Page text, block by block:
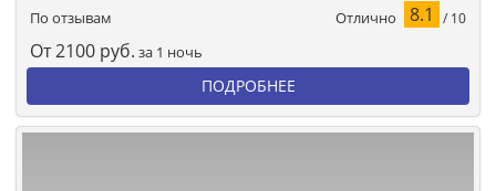
По отзывам
Отлично 8.1 / 10
От2100 руб. за 1 ночь
ПОДРОБНЕЕ